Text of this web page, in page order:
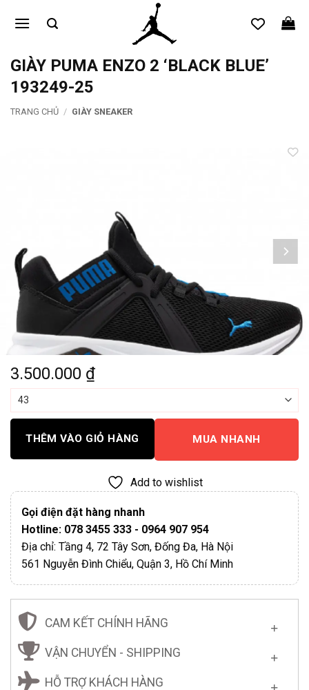
qua
dungGIÀY PUMA ENZO 2 ‘BLACK BLUE’
193249-25
TRANG CHỦ / GIÀY SNEAKER
3.500.000 ₫
THÊM VÀO GIỎ HÀNG MUA NHANH
Add to wishlist
Gọi điện đặt hàng nhanh
Hotline: 078 3455 333 - 0964 907 954
Địa chỉ: Tầng 4, 72 Tây Sơn, Đống Đa, Hà Nội
561 Nguyễn Đình Chiểu, Quận 3, Hồ Chí Minh
CAM KẾT CHÍNH HÃNG
VẬN CHUYỂN - SHIPPING
HỖ TRỢ KHÁCH HÀNG